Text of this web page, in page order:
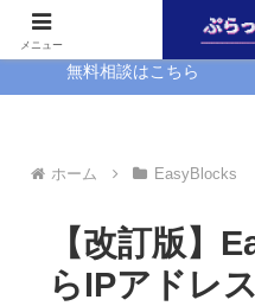
無料相談はこちら
ホーム EasyBlocks
【改訂版】
らIPアドレ
メニュー